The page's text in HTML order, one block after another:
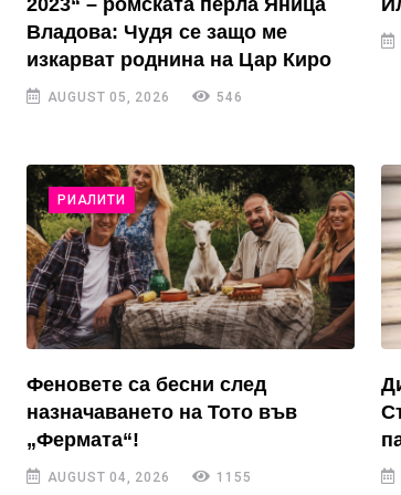
2023“ – ромската перла Яница
Владова: Чудя се защо ме
изкарват роднина на Цар Киро
AUGUST 05, 2026 546
РИАЛИТИ
Феновете са бесни след
назначаването на Тото във
„Фермата“!
AUGUST 04, 2026 1155